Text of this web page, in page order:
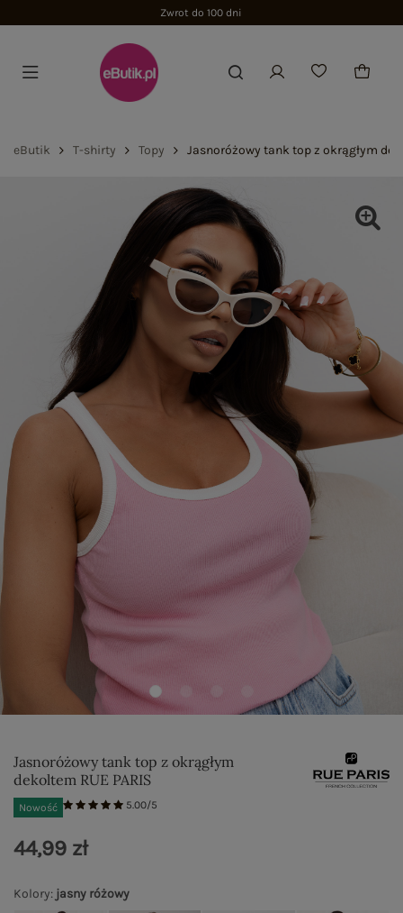
Zwrot do 100 dni
eButik T-shirty Topy Jasnoróżowy tank top z okrągłym
Jasnoróżowy tank top z okrągłym
dekoltem RUE PARIS
Nowość 5.00/5
Kolory: jasny różowy
44,99 zł